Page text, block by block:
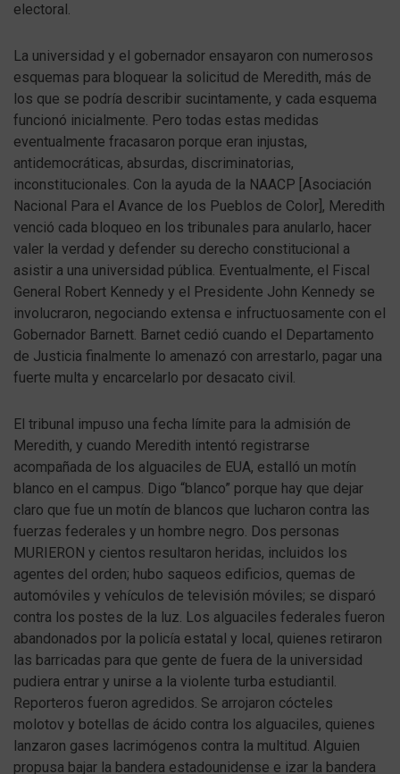
electoral.
La universidad y el gobernador ensayaron con numerosos
esquemas para bloquear la solicitud de Meredith, más de
los que se podría describir sucintamente, y cada esquema
funcionó inicialmente. Pero todas estas medidas
eventualmente fracasaron porque eran injustas,
antidemocráticas, absurdas, discriminatorias,
inconstitucionales. Con la ayuda de la NAACP [Asociación
Nacional Para el Avance de los Pueblos de Color], Meredith
venció cada bloqueo en los tribunales para anularlo, hacer
valer la verdad y defender su derecho constitucional a
asistir a una universidad pública. Eventualmente, el Fiscal
General Robert Kennedy y el Presidente John Kennedy se
involucraron, negociando extensa e infructuosamente con el
Gobernador Barnett. Barnet cedió cuando el Departamento
de Justicia finalmente lo amenazó con arrestarlo, pagar una
fuerte multa y encarcelarlo por desacato civil.
El tribunal impuso una fecha límite para la admisión de
Meredith, y cuando Meredith intentó registrarse
acompañada de los alguaciles de EUA, estalló un motín
blanco en el campus. Digo “blanco” porque hay que dejar
claro que fue un motín de blancos que lucharon contra las
fuerzas federales y un hombre negro. Dos personas
MURIERON y cientos resultaron heridas, incluidos los
agentes del orden; hubo saqueos edificios, quemas de
automóviles y vehículos de televisión móviles; se disparó
contra los postes de la luz. Los alguaciles federales fueron
abandonados por la policía estatal y local, quienes retiraron
las barricadas para que gente de fuera de la universidad
pudiera entrar y unirse a la violente turba estudiantil.
Reporteros fueron agredidos. Se arrojaron cócteles
molotov y botellas de ácido contra los alguaciles, quienes
lanzaron gases lacrimógenos contra la multitud. Alguien
propusa bajar la bandera estadounidense e izar la bandera